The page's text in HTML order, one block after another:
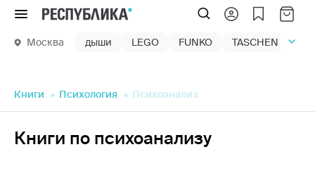
Меню
Москва дыши LEGO FUNKO TASCHEN
Книги Психология Психоанализ
Книги по психоанализу